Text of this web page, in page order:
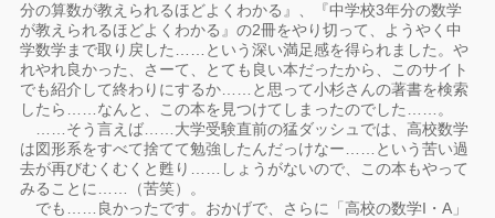
分の算数が教えられるほどよくわかる』、『中学校3年分の数学
が教えられるほどよくわかる』の2冊をやり切って、ようやく中
学数学まで取り戻した……という深い満足感を得られました。や
れやれ良かった、さーて、とても良い本だったから、このサイト
でも紹介して終わりにするか……と思って小杉さんの著書を検索
したら……なんと、この本を見つけてしまったのでした……。
……そう言えば……大学受験直前の猛ダッシュでは、高校数学
は図形系をすべて捨てて勉強したんだっけなー……という苦い過
去が再びむくむくと甦り……しょうがないので、この本もやって
みることに……（苦笑）。
でも……良かったです。おかげで、さらに「高校の数学I・A」